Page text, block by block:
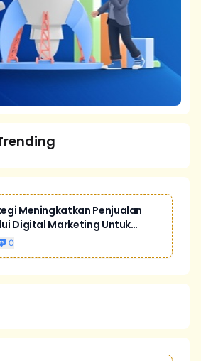
Meningkatkan Penjualan
Digital Marketing Untuk
Yang Lebih Kompetitif
0